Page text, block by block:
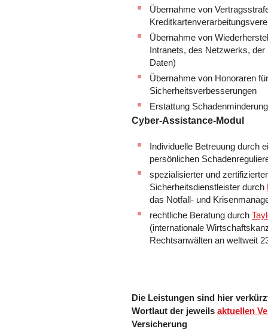
Übernahme von
Übernahme von
Intranets, des Netzwerks,
Daten)
Übernahme von Honoraren
Sicherheitsverbesserungen
Erstattung
Cyber-Assistance-Modul
Individuelle Betreuung durch
persönlichen
spezialisierter und zertifizierter
Sicherheitsdienstleister durch
das Notfall- und
rechtliche Beratung durch
(internationale
Rechtsanwälten an weltweit
Die Leistungen sind hier
Wortlaut der jeweils aktuellen
Versicherung